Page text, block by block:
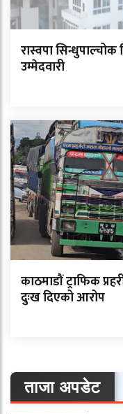
रास्वपा
उम्मेदवारी
काठमाडौं ट्राफिक
दुःख दिएको आरोप
ताजा अपडेट